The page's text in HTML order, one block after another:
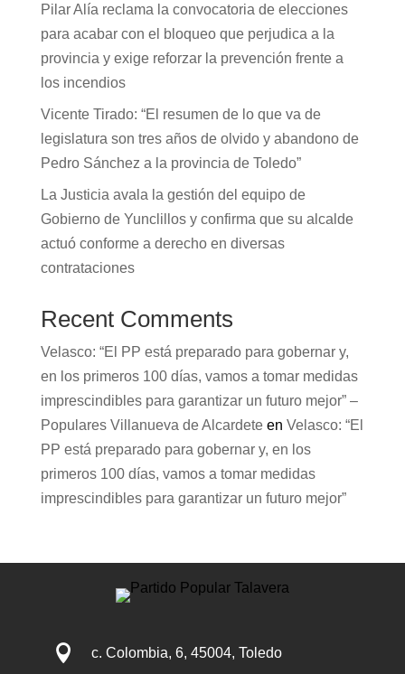
Pilar Alía reclama la convocatoria de elecciones
para acabar con el bloqueo que perjudica a la
provincia y exige reforzar la prevención frente a
los incendios
Vicente Tirado: “El resumen de lo que va de
legislatura son tres años de olvido y abandono de
Pedro Sánchez a la provincia de Toledo”
La Justicia avala la gestión del equipo de
Gobierno de Yunclillos y confirma que su alcalde
actuó conforme a derecho en diversas
contrataciones
Recent Comments
Velasco: “El PP está preparado para gobernar y,
en los primeros 100 días, vamos a tomar medidas
imprescindibles para garantizar un futuro mejor” –
Populares Villanueva de Alcardeteen Velasco: “El
PP está preparado para gobernar y, en los
primeros 100 días, vamos a tomar medidas
imprescindibles para garantizar un futuro mejor”
 c. Colombia, 6, 45004, Toledo